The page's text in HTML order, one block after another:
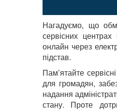
Нагадуємо, що
сервісних
онлайн через
підстав.
Пам’ятайте
для громадян,
надання
стану. Проте